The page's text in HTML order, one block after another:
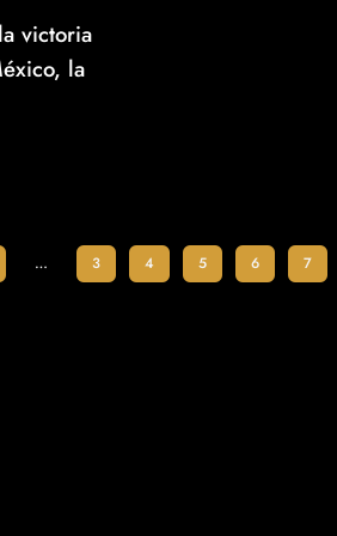
victoria
la
… 3 4 5 6 7